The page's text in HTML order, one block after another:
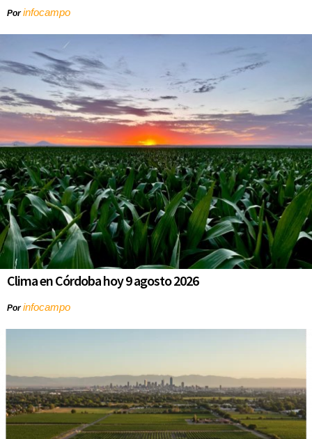
Porinfocampo
Clima en Córdoba hoy 9 agosto 2026
Porinfocampo